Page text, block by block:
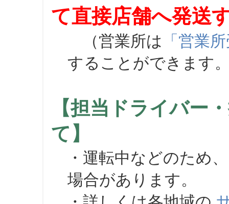
て直接店舗へ発送
（営業所は 「営業
することができます
【担当ドライバー
て】
・運転中などのため
場合があります。